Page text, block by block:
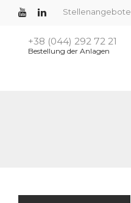
Stellenangebote
+38 (044) 292 72 21
Bestellung der Anlagen